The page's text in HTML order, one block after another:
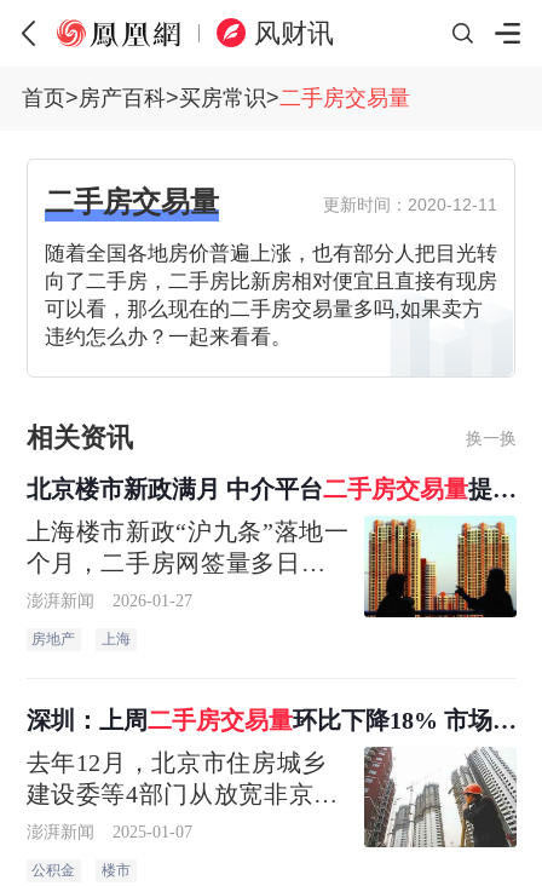
风财讯
首页>房产百科>买房常识>二手房交易量
二手房交易量 更新时间：2020-12-11
随着全国各地房价普遍上涨，也有部分人把目光转
向了二手房，二手房比新房相对便宜且直接有现房
可以看，那么现在的二手房交易量多吗,如果卖方
违约怎么办？一起来看看。
相关资讯 换一换
北京楼市新政满月 中介平台二手房交易量提升
三成
上海楼市新政“沪九条”落地一
个月，二手房网签量多日破
千套。根据网上房地产数
据，6月仅用24天网签量已超
月二手房成交总量有望创下
单月交易总量近3年来的新高
澎湃新闻 2026-01-27
房地产 上海
深圳：上周二手房交易量环比下降18% 市场呈
现波动运行态势
去年12月，北京市住房城乡
建设委等4部门从放宽非京籍
家庭购房条件、支持多孩家
庭多购一套等方面优化楼市
澎湃新闻 2025-01-07
公积金 楼市